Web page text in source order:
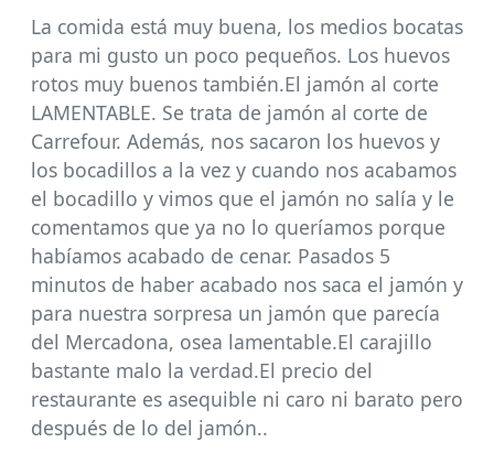
La comida está muy buena, los medios bocatas
para mi gusto un poco pequeños. Los huevos
rotos muy buenos también.El jamón al corte
LAMENTABLE. Se trata de jamón al corte de
Carrefour. Además, nos sacaron los huevos y
los bocadillos a la vez y cuando nos acabamos
el bocadillo y vimos que el jamón no salía y le
comentamos que ya no lo queríamos porque
habíamos acabado de cenar. Pasados 5
minutos de haber acabado nos saca el jamón y
para nuestra sorpresa un jamón que parecía
del Mercadona, osea lamentable.El carajillo
bastante malo la verdad.El precio del
restaurante es asequible ni caro ni barato pero
después de lo del jamón..